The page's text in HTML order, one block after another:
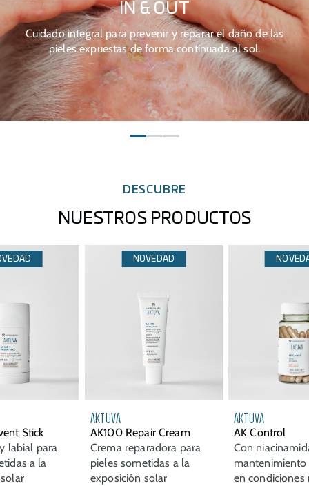
IN & OUT
Cuidado integral para prevenir y reparar el daño de las
pieles expuestas de forma continuada al sol.
DESCUBRE
NUESTROS PRODUCTOS
Stick
labial para
a la
NOVEDAD
AKTUVA
AK100 Repair Cream
Crema reparadora para
pieles sometidas a la
exposición solar
AKTUVA
AK Control
Con
en condiciones